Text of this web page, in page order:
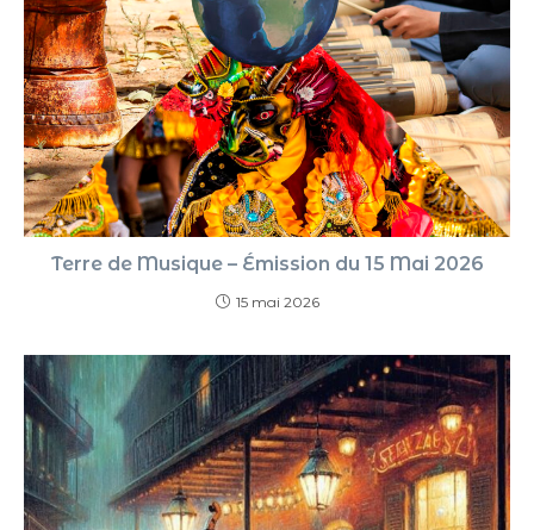
Terre de Musique – Émission du 15 Mai 2026
15 mai 2026